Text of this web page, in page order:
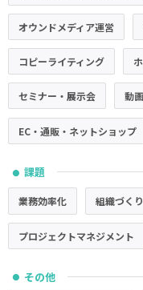
オウンドメディア運営
コピーライティング
セミナー・展示会 動
EC・通販・ネットショップ
● 課題
業務効率化 組織づくり
プロジェクトマネジメント
● その他